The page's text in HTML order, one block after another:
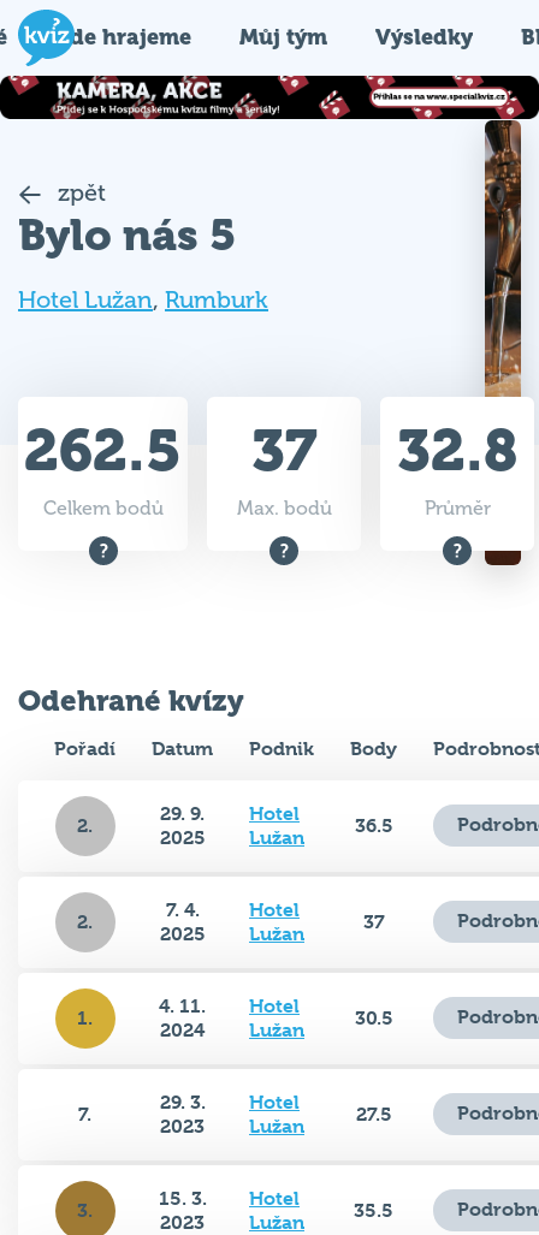
Kde hrajeme Můj tým Výsledky
zpět
Bylo nás 5
Hotel Lužan, Rumburk
262.5
Celkem bodů
37
Max. bodů
32.8
Průměr
Odehrané kvízy
Pořadí Datum Podnik Body
2.
29. 9.
2025
Hotel
Lužan
36.5
2.
7. 4.
2025
Hotel
Lužan
37
1.
4. 11.
2024
Hotel
Lužan
30.5
7.
29. 3.
2023
Hotel
Lužan
27.5
3.
15. 3.
2023
Hotel
Lužan
35.5